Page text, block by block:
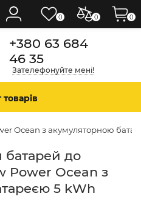
+380 63 684
46 35
Зателефонуйте мені!
товарів
Ocean з акумуляторною
батарей до
Power Ocean з
5 kWh
0 0 0